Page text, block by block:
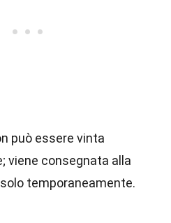
può essere vinta
viene consegnata alla
temporaneamente.